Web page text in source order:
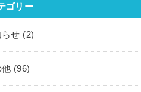
ゴリー
らせ (2)
他 (96)